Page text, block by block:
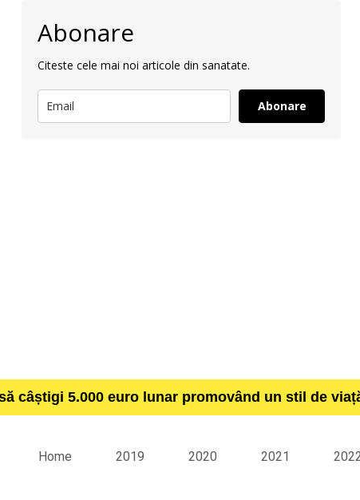
Abonare
Citeste cele mai noi articole din sanatate.
Abonare
câștigi 5.000 euro lunar promovând un stil de
Home 2019 2020 2021